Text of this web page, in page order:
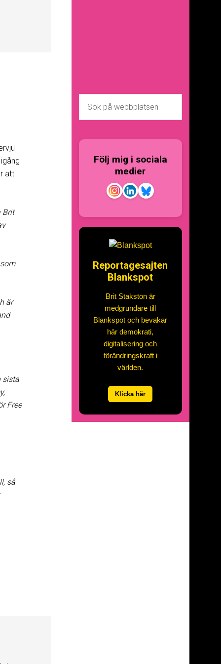
att
Brit
är
sista
Free
så
Följ mig i sociala
medier
Reportagesajten
Blankspot
Brit Stakston är
medgrundare till
Blankspot och bevakar
här demokrati,
digitalisering och
förändringskraft i
världen.
Klicka här